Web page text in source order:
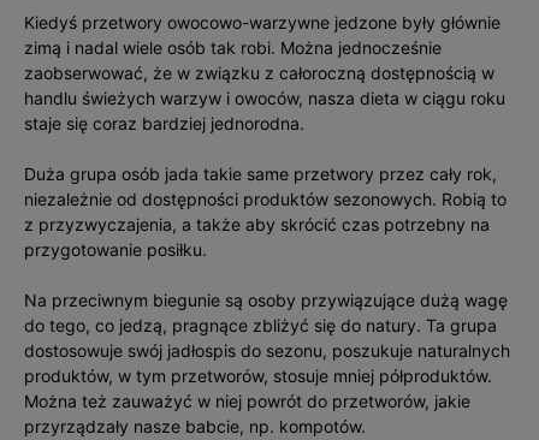
Kiedyś przetwory owocowo-warzywne jedzone były głównie
zimą i nadal wiele osób tak robi. Można jednocześnie
zaobserwować, że w związku z całoroczną dostępnością w
handlu świeżych warzyw i owoców, nasza dieta w ciągu roku
staje się coraz bardziej jednorodna.
Duża grupa osób jada takie same przetwory przez cały rok,
niezależnie od dostępności produktów sezonowych. Robią to
z przyzwyczajenia, a także aby skrócić czas potrzebny na
przygotowanie posiłku.
Na przeciwnym biegunie są osoby przywiązujące dużą wagę
do tego, co jedzą, pragnące zbliżyć się do natury. Ta grupa
dostosowuje swój jadłospis do sezonu, poszukuje naturalnych
produktów, w tym przetworów, stosuje mniej półproduktów.
Można też zauważyć w niej powrót do przetworów, jakie
przyrządzały nasze babcie, np. kompotów.